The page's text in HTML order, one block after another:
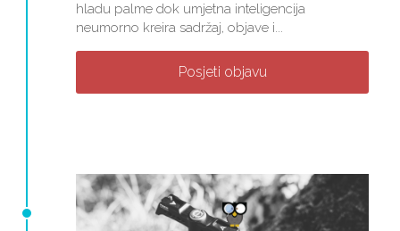
hladu palme dok umjetna inteligencija
neumorno kreira sadržaj, objave i...
Posjeti objavu